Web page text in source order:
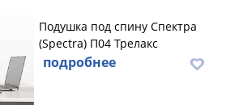
Подушка под спину Спектра
(Spectra) П04 Трелакс
подробнее